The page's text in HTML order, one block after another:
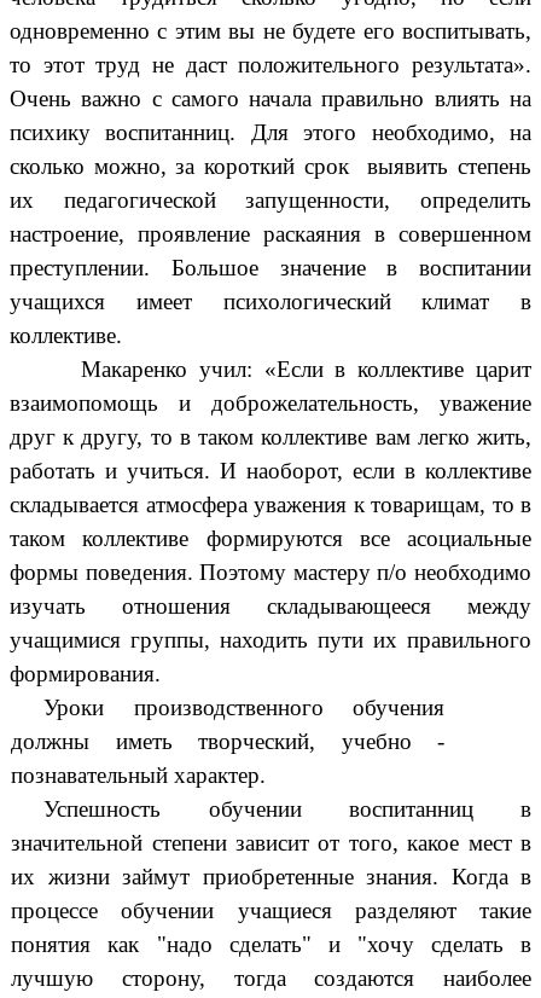
одновременно с этим вы не будете его воспитывать,
то этот труд не даст положительного результата».
Очень важно с самого начала правильно влиять на
психику воспитанниц. Для этого необходимо, на
сколько можно, за короткий срок выявить степень
их педагогической запущенности, определить
настроение, проявление раскаяния в совершенном
преступлении. Большое значение в воспитании
учащихся имеет психологический климат в
коллективе.
Макаренко учил: «Если в коллективе царит
взаимопомощь и доброжелательность, уважение
друг к другу, то в таком коллективе вам легко жить,
работать и учиться. И наоборот, если в коллективе
складывается атмосфера уважения к товарищам, то в
таком коллективе формируются все асоциальные
формы поведения. Поэтому мастеру п/о необходимо
изучать отношения складывающееся между
учащимися группы, находить пути их правильного
формирования.
Уроки производственного обучения
должны иметь творческий, учебно -
познавательный характер.
Успешность обучении воспитанниц в
значительной степени зависит от того, какое мест в
их жизни займут приобретенные знания. Когда в
процессе обучении учащиеся разделяют такие
понятия как "надо сделать" и "хочу сделать в
лучшую сторону, тогда создаются наиболее